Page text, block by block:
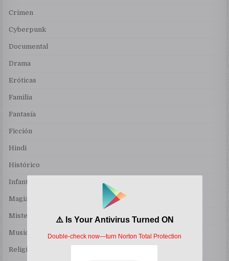
Crimen
Cyberpunk
Documental
Drama
Eróticas
Familia
Fantasía
Ficción
Hindi
Histórico
Infantil
Magia
Misterio
Musical
Religiosas